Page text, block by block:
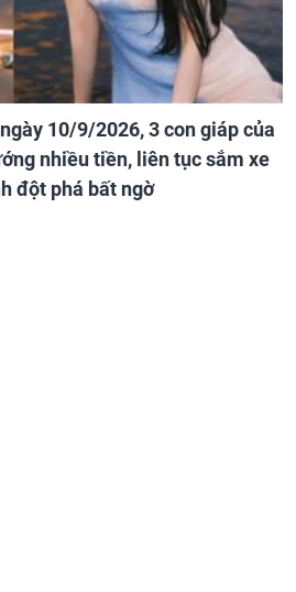
10/9/2026, 3 con giáp của
nhiều tiền, liên tục sắm xe
đột phá bất ngờ